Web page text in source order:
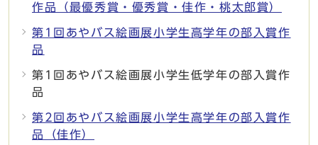
作品（最優秀賞・優秀賞・佳作・桃太郎賞）
第1回あやバス絵画展小学生高学年の部入賞作
品
第1回あやバス絵画展小学生低学年の部入賞作
品
第2回あやバス絵画展小学生高学年の部入賞作
品（佳作）